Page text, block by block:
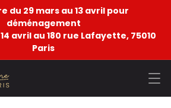
du 29 mars au 13 avril pour
déménagement
avril au 180 rue Lafayette, 75010
Paris